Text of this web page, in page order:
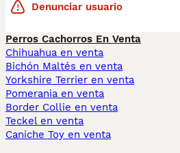
Denunciar usuario
Perros Cachorros En Venta
Chihuahua en venta
Bichón Maltés en venta
Yorkshire Terrier en venta
Pomerania en venta
Border Collie en venta
Teckel en venta
Caniche Toy en venta